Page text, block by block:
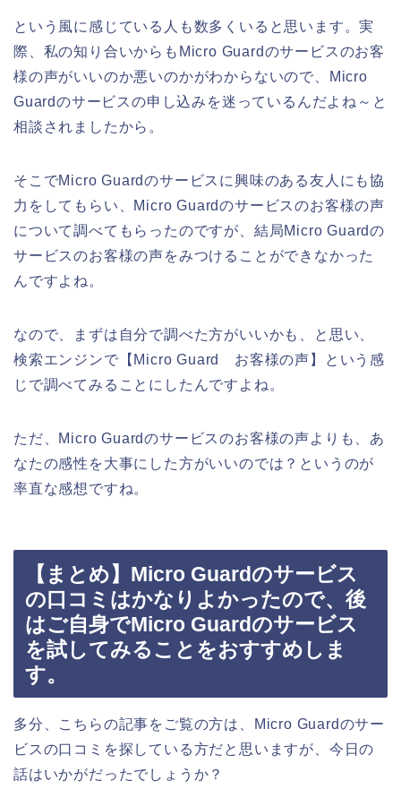
という風に感じている人も数多くいると思います。実
際、私の知り合いからもMicro Guardのサービスのお客
様の声がいいのか悪いのかがわからないので、Micro
Guardのサービスの申し込みを迷っているんだよね～と
相談されましたから。
そこでMicro Guardのサービスに興味のある友人にも協
力をしてもらい、Micro Guardのサービスのお客様の声
について調べてもらったのですが、結局Micro Guardの
サービスのお客様の声をみつけることができなかった
んですよね。
なので、まずは自分で調べた方がいいかも、と思い、
検索エンジンで【Micro Guard お客様の声】という感
じで調べてみることにしたんですよね。
ただ、Micro Guardのサービスのお客様の声よりも、あ
なたの感性を大事にした方がいいのでは？というのが
率直な感想ですね。
【まとめ】Micro Guardのサービス
の口コミはかなりよかったので、後
はご自身でMicro Guardのサービス
を試してみることをおすすめしま
す。
多分、こちらの記事をご覧の方は、Micro Guardのサー
ビスの口コミを探している方だと思いますが、今日の
話はいかがだったでしょうか？